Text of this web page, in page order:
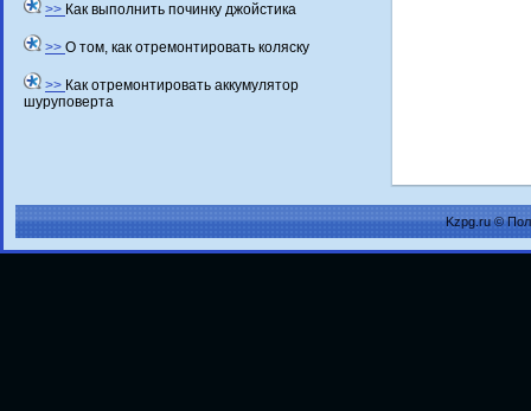
>> Как выполнить починку джойстика
>> О том, как отремонтировать коляску
>> Как отремонтировать аккумулятор
шуруповерта
Kzpg.ru ©